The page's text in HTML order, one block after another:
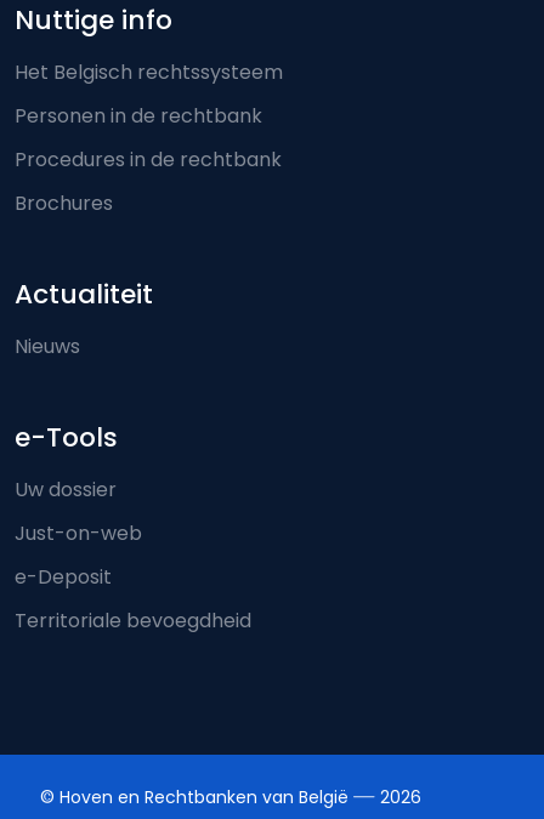
Nuttige info
Het Belgisch rechtssysteem
Personen in de rechtbank
Procedures in de rechtbank
Brochures
Actualiteit
Nieuws
e-Tools
Uw dossier
Just-on-web
e-Deposit
Territoriale bevoegdheid
© Hoven en Rechtbanken van België
2026